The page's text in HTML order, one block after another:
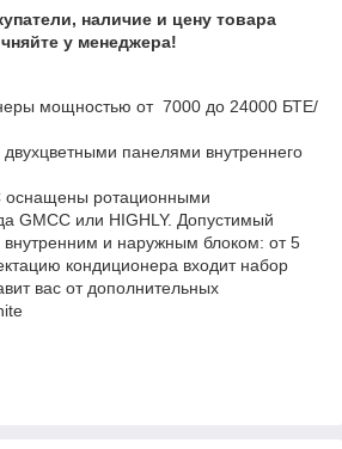
наличие и цену товара
у менеджера!
мощностью от 7000 до 24000 БТЕ/
панелями внутреннего
оснащены ротационными
GMCC или HIGHLY. Допустимый
и наружным блоком: от 5
кондиционера входит набор
вас от дополнительных